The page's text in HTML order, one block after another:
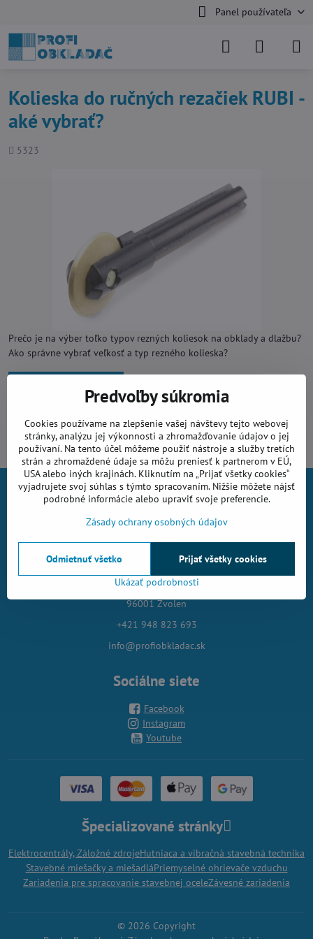
Panel používateľa
Kolieska do ručných rezačiek RUBI -
aké vybrať?
Počet
5323
Prečo je na výber toľko typov rezných koliesok na obklady a dlažbu?
Ako správne vybrať veľkosť a typ rezného kolieska?
Komentáre (0)
Všetko k nákupu
AZING s.r.o.
Nográdyho 24
96001 Zvolen
+421 948 823 693
info@profiobkladac.sk
Sociálne siete
Facebook
Instagram
Youtube
Špecializované stránky
Elektrocentrály, Záložné zdrojeHutniaca a vibračná stavebná technika
Stavebné miešačky a miešadláPriemyselné ohrievače vzduchu
Zariadenia pre spracovanie stavebnej oceleZávesné zariadenia
© 2026 Copyright
Predvoľby súkromia
Cookies používame na zlepšenie vašej návštevy tejto webovej
stránky, analýzu jej výkonnosti a zhromažďovanie údajov o jej
používaní. Na tento účel môžeme použiť nástroje a služby tretích
strán a zhromaždené údaje sa môžu preniesť k partnerom v EÚ,
USA alebo iných krajinách. Kliknutím na „Prijať všetky cookies“
vyjadrujete svoj súhlas s týmto spracovaním. Nižšie môžete nájsť
podrobné informácie alebo upraviť svoje preferencie.
Zásady ochrany osobných údajov
Ukázať podrobnosti
Prijať všetky cookies
Odmietnuť všetko